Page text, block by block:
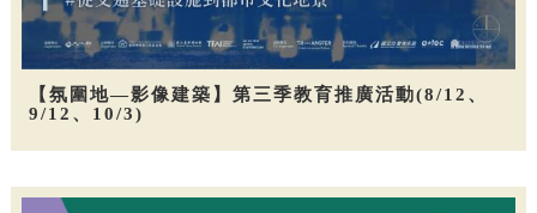
【氛圍地—影像建築】第三季教育推廣活動(8/12、
9/12、10/3)